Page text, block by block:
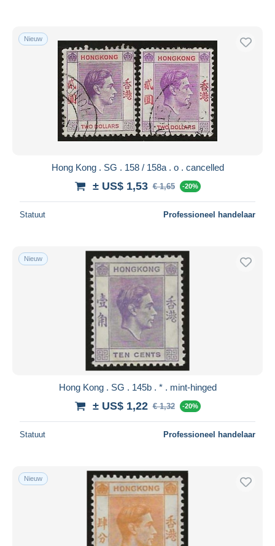
Nieuw
Hong Kong . SG . 158 / 158a . o . cancelled
± US$ 1,53 € 1,65 -20%
Statuut Professioneel handelaar
Nieuw
Hong Kong . SG . 145b . * . mint-hinged
± US$ 1,22 € 1,32 -20%
Statuut Professioneel handelaar
Nieuw